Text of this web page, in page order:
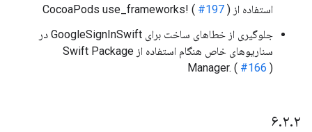
استفاده از CocoaPods use_frameworks! (
#197 )
جلوگیری از خطاهای ساخت برای GoogleSignInSwift در
سناریوهای خاص هنگام استفاده از Swift Package
Manager. ( #166 )
۶.۲.۲